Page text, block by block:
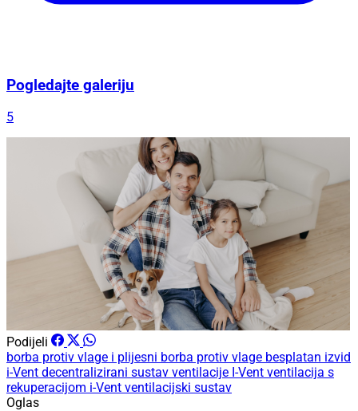
Pogledajte galeriju
5
Podijeli
borba protiv vlage i plijesni borba protiv vlage besplatan izvid
i-Vent decentralizirani sustav ventilacije I-Vent ventilacija s
rekuperacijom i-Vent ventilacijski sustav
Oglas